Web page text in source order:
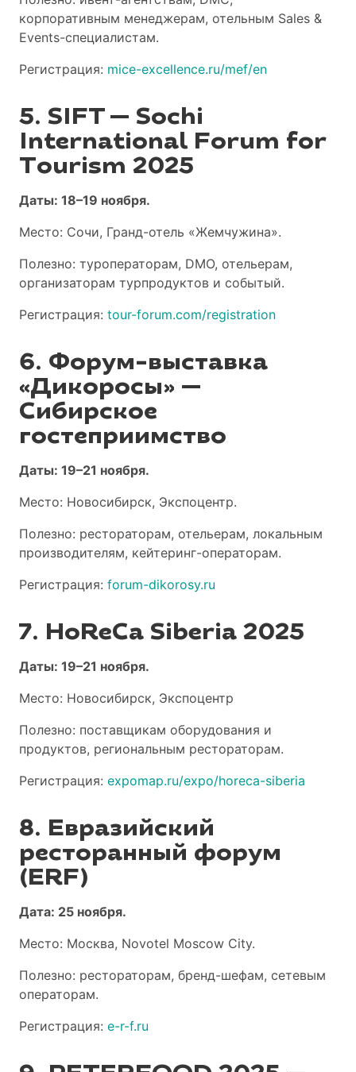
корпоративным менеджерам, отельным Sales &
Events-специалистам.
Регистрация: mice-excellence.ru/mef/en
5. SIFT — Sochi
International Forum for
Tourism 2025
Даты: 18–19 ноября.
Место: Сочи, Гранд-отель «Жемчужина».
Полезно: туроператорам, DMO, отельерам,
организаторам турпродуктов и событый.
Регистрация: tour-forum.com/registration
6. Форум-выставка
«Дикоросы» —
Сибирское
гостеприимство
Даты: 19–21 ноября.
Место: Новосибирск, Экспоцентр.
Полезно: рестораторам, отельерам, локальным
производителям, кейтеринг-операторам.
Регистрация: forum-dikorosy.ru
7. HoReCa Siberia 2025
Даты: 19–21 ноября.
Место: Новосибирск, Экспоцентр
Полезно: поставщикам оборудования и
продуктов, региональным рестораторам.
Регистрация: expomap.ru/expo/horeca-siberia
8. Евразийский
ресторанный форум
(ERF)
Дата: 25 ноября.
Место: Москва, Novotel Moscow City.
Полезно: рестораторам, бренд-шефам, сетевым
операторам.
Регистрация: e-r-f.ru